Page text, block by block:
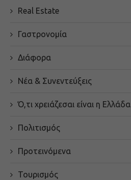
Real Estate
Γαστρονομία
Διάφορα
Νέα & Συνεντεύξεις
Ό,τι χρειάζεσαι είναι η Ελλάδα
Πολιτισμός
Προτεινόμενα
Τουρισμός